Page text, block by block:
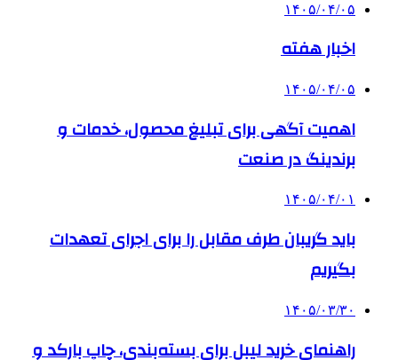
۱۴۰۵/۰۴/۰۵
اخبار هفته
۱۴۰۵/۰۴/۰۵
اهمیت آگهی برای تبلیغ محصول، خدمات و
برندینگ در صنعت
۱۴۰۵/۰۴/۰۱
باید گریبان طرف مقابل را برای اجرای تعهدات
بگیریم
۱۴۰۵/۰۳/۳۰
راهنمای خرید لیبل برای بسته‌بندی، چاپ بارکد و